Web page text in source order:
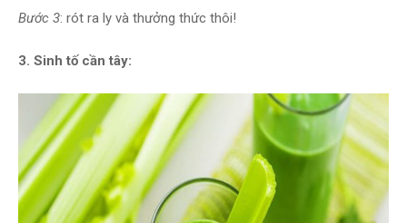
Bước 3: rót ra ly và thưởng thức thôi!
3. Sinh tố cần tây: